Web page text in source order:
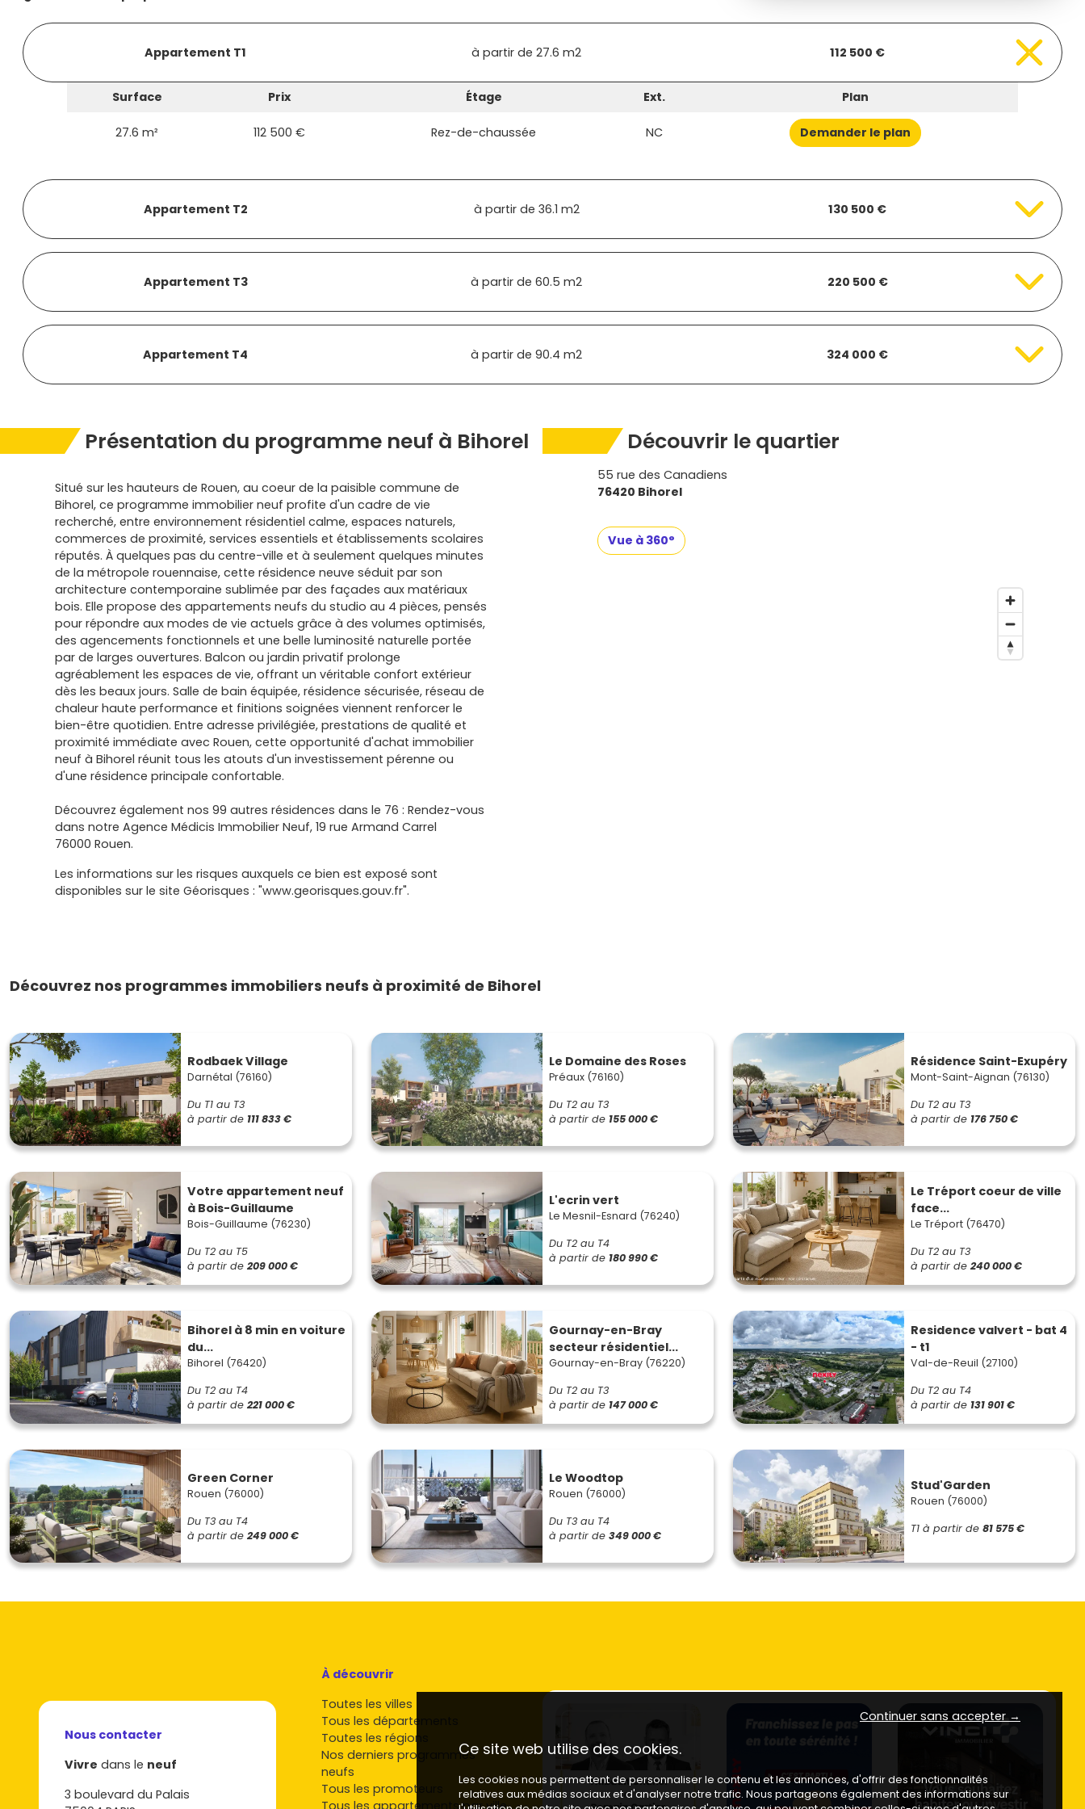
Appartement T1 à partir de 27.6 m2 112 500 €
Surface Prix Étage Ext. Plan
27.6 m² 112 500 € Rez-de-chaussée NC Demander le plan
Appartement T2 à partir de 36.1 m2 130 500 €
Appartement T3 à partir de 60.5 m2 220 500 €
Appartement T4 à partir de 90.4 m2 324 000 €
Présentation du programme neuf à Bihorel
Situé sur les hauteurs de Rouen, au coeur de la paisible commune de
Bihorel, ce programme immobilier neuf profite d'un cadre de vie
recherché, entre environnement résidentiel calme, espaces naturels,
commerces de proximité, services essentiels et établissements scolaires
réputés. À quelques pas du centre-ville et à seulement quelques minutes
de la métropole rouennaise, cette résidence neuve séduit par son
architecture contemporaine sublimée par des façades aux matériaux
bois. Elle propose des appartements neufs du studio au 4 pièces, pensés
pour répondre aux modes de vie actuels grâce à des volumes optimisés,
des agencements fonctionnels et une belle luminosité naturelle portée
par de larges ouvertures. Balcon ou jardin privatif prolonge
agréablement les espaces de vie, offrant un véritable confort extérieur
dès les beaux jours. Salle de bain équipée, résidence sécurisée, réseau de
chaleur haute performance et finitions soignées viennent renforcer le
bien-être quotidien. Entre adresse privilégiée, prestations de qualité et
proximité immédiate avec Rouen, cette opportunité d'achat immobilier
neuf à Bihorel réunit tous les atouts d'un investissement pérenne ou
d'une résidence principale confortable.
Découvrez également nos 99 autres résidences dans le 76 : Rendez-vous
dans notre Agence Médicis Immobilier Neuf, 19 rue Armand Carrel
76000 Rouen.
Les informations sur les risques auxquels ce bien est exposé sont
disponibles sur le site Géorisques : "www.georisques.gouv.fr".
Découvrir le quartier
55 rue des Canadiens
76420 Bihorel
Vue à 360°
Découvrez nos programmes immobiliers neufs à proximité de Bihorel
Rodbaek Village
Darnétal (76160)
Du T1 au T3
à partir de 111 833 €
Le Domaine des Roses
Préaux (76160)
Du T2 au T3
à partir de 155 000 €
Résidence Saint-Exupéry
Mont-Saint-Aignan (76130)
Du T2 au T3
à partir de 176 750 €
Votre appartement neuf
à Bois-Guillaume
Bois-Guillaume (76230)
Du T2 au T5
à partir de 209 000 €
L'ecrin vert
Le Mesnil-Esnard (76240)
Du T2 au T4
à partir de 180 990 €
Le Tréport coeur de ville
face...
Le Tréport (76470)
Du T2 au T3
à partir de 240 000 €
Bihorel à 8 min en voiture
du...
Bihorel (76420)
Du T2 au T4
à partir de 221 000 €
Gournay-en-Bray
secteur résidentiel...
Gournay-en-Bray (76220)
Du T2 au T3
à partir de 147 000 €
Residence valvert - bat 4
- t1
Val-de-Reuil (27100)
Du T2 au T4
à partir de 131 901 €
Green Corner
Rouen (76000)
Du T3 au T4
à partir de 249 000 €
Le Woodtop
Rouen (76000)
Du T3 au T4
à partir de 349 000 €
Stud'Garden
Rouen (76000)
T1 à partir de 81 575 €
Nous contacter
Vivre dans le neuf
3 boulevard du Palais
À découvrir
Toutes les villes
Tous les départements
Toutes les régions
Nos derniers programmes
neufs
Tous les promoteurs
Tous les appartements par ville
Continuer sans accepter →
Ce site web utilise des cookies.
Les cookies nous permettent de personnaliser le contenu et les annonces, d'offrir des fonctionnalités
relatives aux médias sociaux et d'analyser notre trafic. Nous partageons également des informations sur